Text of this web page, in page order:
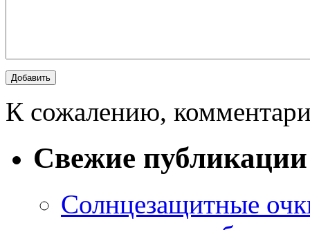
К сожалению,
Свежие публикации
Солнцезащитные